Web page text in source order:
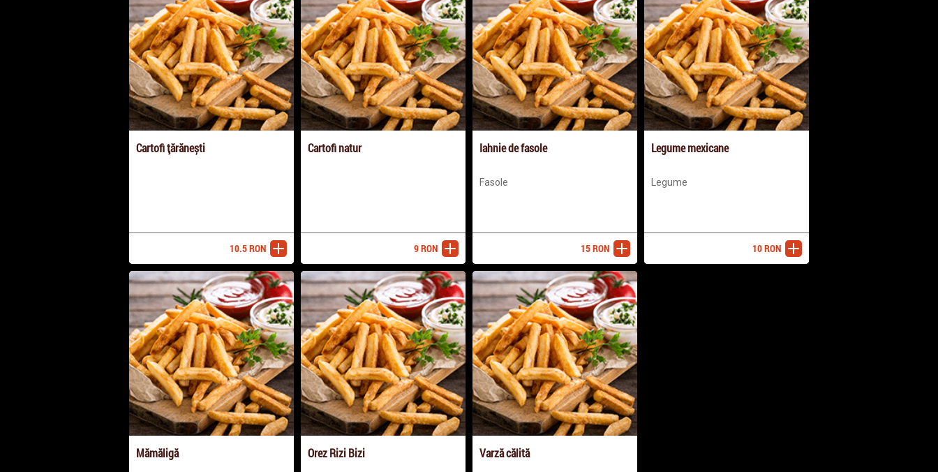
Cartofi țărănești
adaugă
10.5RON
Cartofi natur
adaugă
9RON
Iahnie de fasole
Fasole
adaugă
15RON
Legume mexicane
Legume
adaugă
10RON
Mămăligă Orez Rizi Bizi Varză călită